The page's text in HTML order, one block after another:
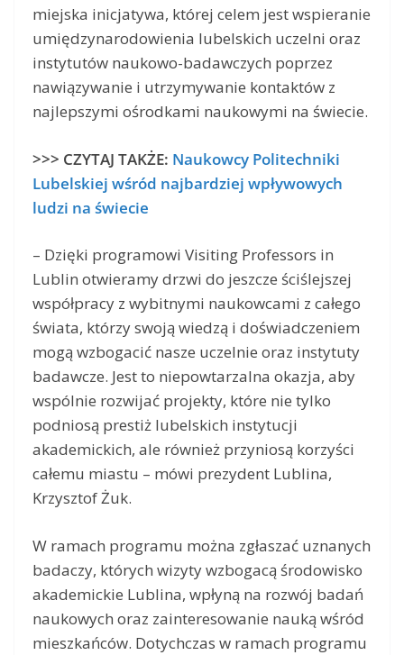
miejska inicjatywa, której celem jest wspieranie
umiędzynarodowienia lubelskich uczelni oraz
instytutów naukowo-badawczych poprzez
nawiązywanie i utrzymywanie kontaktów z
najlepszymi ośrodkami naukowymi na świecie.
>>> CZYTAJ TAKŻE: Naukowcy Politechniki
Lubelskiej wśród najbardziej wpływowych
ludzi na świecie
– Dzięki programowi Visiting Professors in
Lublin otwieramy drzwi do jeszcze ściślejszej
współpracy z wybitnymi naukowcami z całego
świata, którzy swoją wiedzą i doświadczeniem
mogą wzbogacić nasze uczelnie oraz instytuty
badawcze. Jest to niepowtarzalna okazja, aby
wspólnie rozwijać projekty, które nie tylko
podniosą prestiż lubelskich instytucji
akademickich, ale również przyniosą korzyści
całemu miastu – mówi prezydent Lublina,
Krzysztof Żuk.
W ramach programu można zgłaszać uznanych
badaczy, których wizyty wzbogacą środowisko
akademickie Lublina, wpłyną na rozwój badań
naukowych oraz zainteresowanie nauką wśród
mieszkańców. Dotychczas w ramach programu